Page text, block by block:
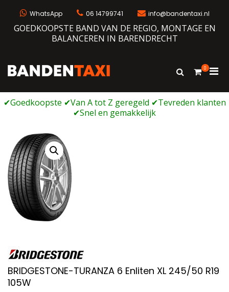
WhatsApp 06 14799741 info@bandentaxi.nl
GOEDKOOPSTE BAND VAN DE REGIO, MONTAGE EN
BALANCEREN IN BARENDRECHT
Bandengarage met eigen webshop
Toon
0
voor
BRIDGESTONE-TURANZA 6 Enliten XL 245/50 R19
105W